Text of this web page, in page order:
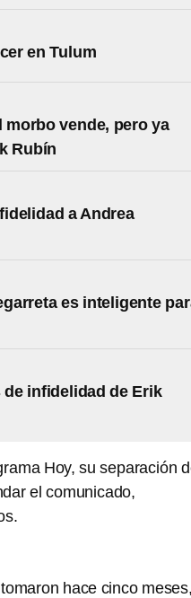
en Tulum
vende, pero ya
Rubín
a Andrea
es inteligente
infidelidad de Erik
Hoy, su separación
el comunicado,
hace cinco meses,